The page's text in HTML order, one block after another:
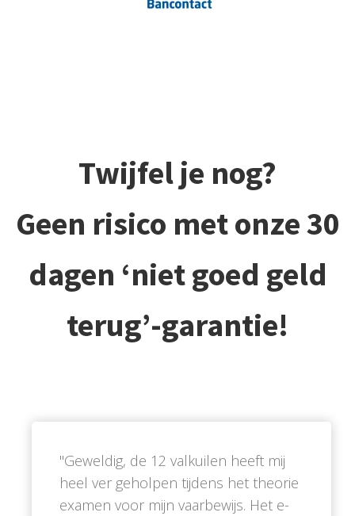
Twijfel je nog?
Geen risico met onze 30
dagen ‘niet goed geld
terug’-garantie!
''Geweldig, de 12 valkuilen heeft mij
heel ver geholpen tijdens het theorie
examen voor mijn vaarbewijs. Het e-